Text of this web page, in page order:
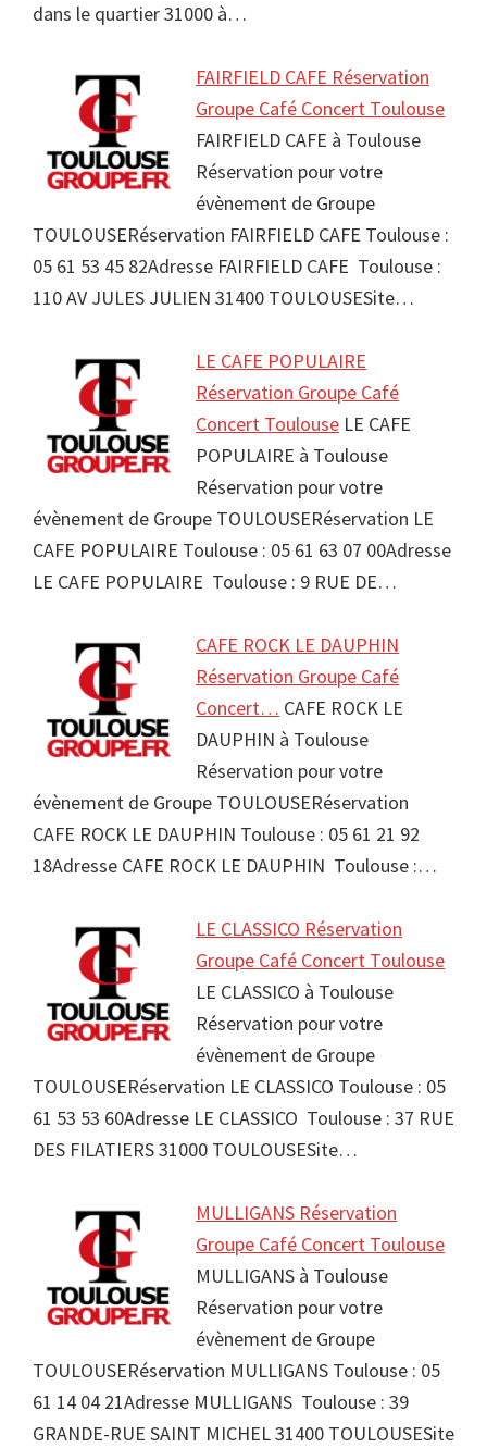
dans le quartier 31000 à…
FAIRFIELD CAFE Réservation
Groupe Café Concert Toulouse
FAIRFIELD CAFE à Toulouse
Réservation pour votre
évènement de Groupe
TOULOUSERéservation FAIRFIELD CAFE Toulouse :
05 61 53 45 82Adresse FAIRFIELD CAFE Toulouse :
110 AV JULES JULIEN 31400 TOULOUSESite…
LE CAFE POPULAIRE
Réservation Groupe Café
Concert Toulouse LE CAFE
POPULAIRE à Toulouse
Réservation pour votre
évènement de Groupe TOULOUSERéservation LE
CAFE POPULAIRE Toulouse : 05 61 63 07 00Adresse
LE CAFE POPULAIRE Toulouse : 9 RUE DE…
CAFE ROCK LE DAUPHIN
Réservation Groupe Café
Concert… CAFE ROCK LE
DAUPHIN à Toulouse
Réservation pour votre
évènement de Groupe TOULOUSERéservation
CAFE ROCK LE DAUPHIN Toulouse : 05 61 21 92
18Adresse CAFE ROCK LE DAUPHIN Toulouse :…
LE CLASSICO Réservation
Groupe Café Concert Toulouse
LE CLASSICO à Toulouse
Réservation pour votre
évènement de Groupe
TOULOUSERéservation LE CLASSICO Toulouse : 05
61 53 53 60Adresse LE CLASSICO Toulouse : 37 RUE
DES FILATIERS 31000 TOULOUSESite…
MULLIGANS Réservation
Groupe Café Concert Toulouse
MULLIGANS à Toulouse
Réservation pour votre
évènement de Groupe
TOULOUSERéservation MULLIGANS Toulouse : 05
61 14 04 21Adresse MULLIGANS Toulouse : 39
GRANDE-RUE SAINT MICHEL 31400 TOULOUSESite